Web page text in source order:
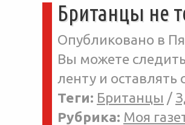
Британцы не
Опубликовано в
Вы можете
ленту и оставлять
Теги: Британцы /
Рубрика: Моя